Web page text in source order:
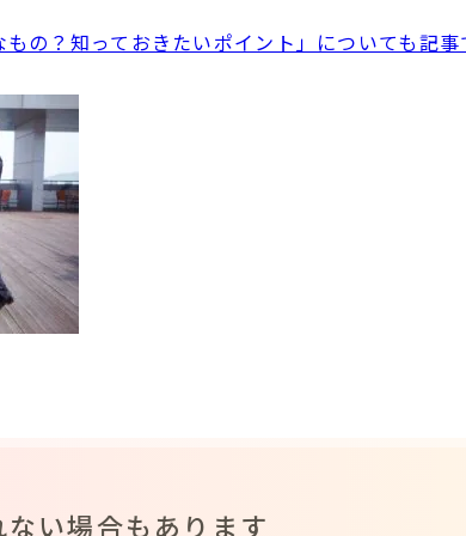
の？知っておきたいポイント」についても記事
い場合もあります